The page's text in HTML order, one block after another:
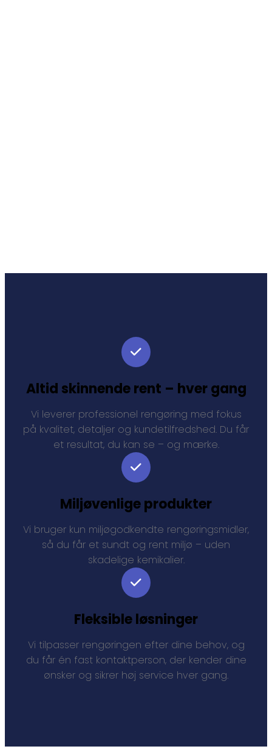
Altid skinnende rent – hver gang
Vi leverer professionel rengøring med fokus
på kvalitet, detaljer og kundetilfredshed. Du får
et resultat, du kan se – og mærke.
Miljøvenlige produkter
Vi bruger kun miljøgodkendte rengøringsmidler,
så du får et sundt og rent miljø – uden
skadelige kemikalier.
Fleksible løsninger
Vi tilpasser rengøringen efter dine behov, og
du får én fast kontaktperson, der kender dine
ønsker og sikrer høj service hver gang.